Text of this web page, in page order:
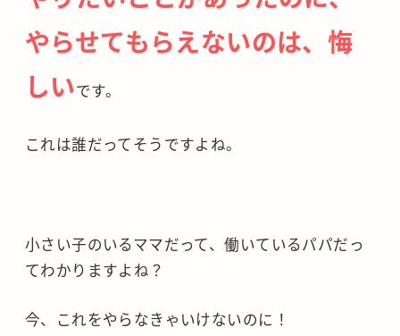
やらせてもらえないのは、悔
しいです。
これは誰だってそうですよね。
小さい子のいるママだって、働いているパパだっ
てわかりますよね？
今、これをやらなきゃいけないのに！